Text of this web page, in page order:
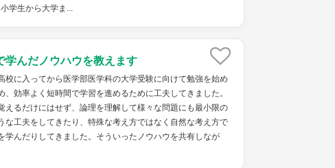
学生から大学ま...
学んだノウハウを教えます
校に入ってから医学部医学科の大学受験に向けて勉強を始め
、効率よく短時間で学習を進めるために工夫してきました。
えるだけにはせず、論理を理解して様々な問題にも最小限の
な工夫をしてきたり、特殊な考え方ではなく自然な考え方で
学んだりしてきました。そういったノウハウを共有しなが